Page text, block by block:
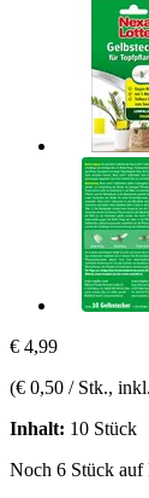
€ 4,99
(€ 0,50 / Stk.,
Inhalt: 10 Stück
Noch 6 Stück auf